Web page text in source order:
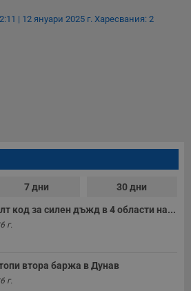
| 12 януари 2025 г. Харесвания: 2
7 дни 30 дни
код за силен дъжд в 4 области на...
г.
втора баржа в Дунав
г.